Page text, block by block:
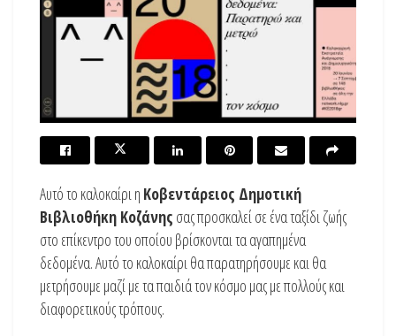
Αυτό το καλοκαίρι η Κοβεντάρειος Δημοτική
Βιβλιοθήκη Κοζάνης σας προσκαλεί σε ένα ταξίδι ζωής
στο επίκεντρο του οποίου βρίσκονται τα αγαπημένα
δεδομένα. Αυτό το καλοκαίρι θα παρατηρήσουμε και θα
μετρήσουμε μαζί με τα παιδιά τον κόσμο μας με πολλούς και
διαφορετικούς τρόπους.